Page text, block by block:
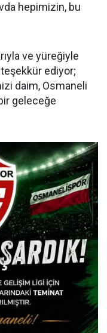
hepimizin, bu
ve yüreğiyle
ediyor;
daim, Osmaneli
geleceğe